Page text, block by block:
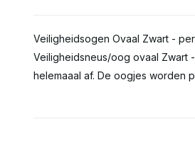
Veiligheidsogen Ovaal Zwart - per
Veiligheidsneus/oog ovaal Zwart
helemaaal af. De oogjes worden